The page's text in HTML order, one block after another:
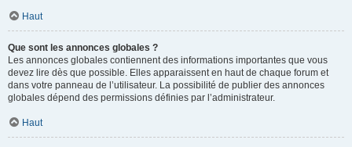
Haut
Que sont les annonces globales ?
Les annonces globales contiennent des informations importantes que vous
devez lire dès que possible. Elles apparaissent en haut de chaque forum et
dans votre panneau de l’utilisateur. La possibilité de publier des annonces
globales dépend des permissions définies par l’administrateur.
Haut